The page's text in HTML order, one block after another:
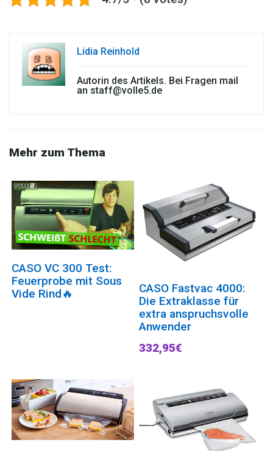
Lidia Reinhold
Autorin des Artikels. Bei Fragen mail
an staff@volle5.de
Mehr zum Thema
CASO VC 300 Test:
Feuerprobe mit Sous
Vide Rind🔥
CASO Fastvac 4000:
Die Extraklasse für
extra anspruchsvolle
Anwender
332,95€